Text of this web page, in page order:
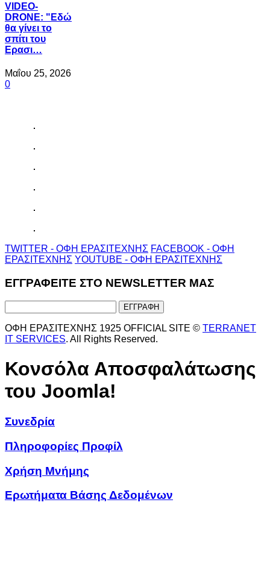
VIDEO-
DRONE: "Εδώ
θα γίνει το
σπίτι του
Ερασι…
Μαΐου 25, 2026
0
TWITTER - ΟΦΗ ΕΡΑΣΙΤΕΧΝΗΣ FACEBOOK - ΟΦΗ
ΕΡΑΣΙΤΕΧΝΗΣ YOUTUBE - ΟΦΗ ΕΡΑΣΙΤΕΧΝΗΣ
ΕΓΓΡΑΦΕΙΤΕ ΣΤΟ NEWSLETTER ΜΑΣ
ΟΦΗ ΕΡΑΣΙΤΕΧΝΗΣ 1925 OFFICIAL SITE © TERRANET
IT SERVICES. All Rights Reserved.
Κονσόλα Αποσφαλάτωσης
του Joomla!
Συνεδρία
Πληροφορίες Προφίλ
Χρήση Μνήμης
Ερωτήματα Βάσης Δεδομένων